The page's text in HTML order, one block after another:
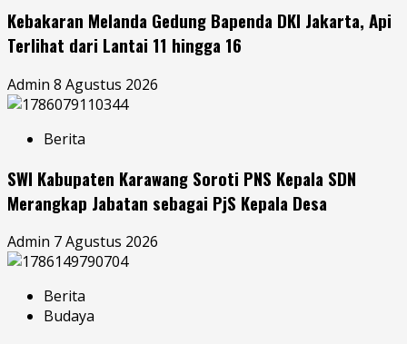
Kebakaran Melanda Gedung Bapenda DKI Jakarta, Api
Terlihat dari Lantai 11 hingga 16
Admin 8 Agustus 2026
Berita
SWI Kabupaten Karawang Soroti PNS Kepala SDN
Merangkap Jabatan sebagai PjS Kepala Desa
Admin 7 Agustus 2026
Berita
Budaya